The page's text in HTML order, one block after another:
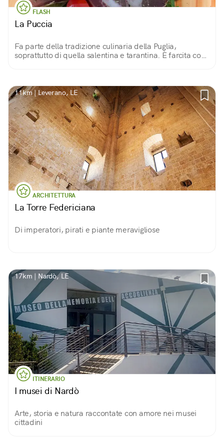
FLASH
La Puccia
Fa parte della tradizione culinaria della Puglia,
soprattutto di quella salentina e tarantina. È farcita con
11km | Leverano, LE
ARCHITETTURA
La Torre Federiciana
Di imperatori, pirati e piante meravigliose
17km | Nardò, LE
ITINERARIO
I musei di Nardò
Arte, storia e natura raccontate con amore nei musei
cittadini